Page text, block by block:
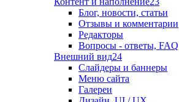
Блог, новости, статьи
Отзывы и комментарии
Редакторы
Вопросы - ответы, FAQ
Внешний вид24
Слайдеры и баннеры
Меню сайта
Галереи